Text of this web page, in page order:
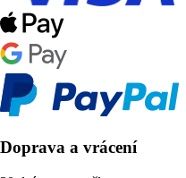
Doprava a vrácení